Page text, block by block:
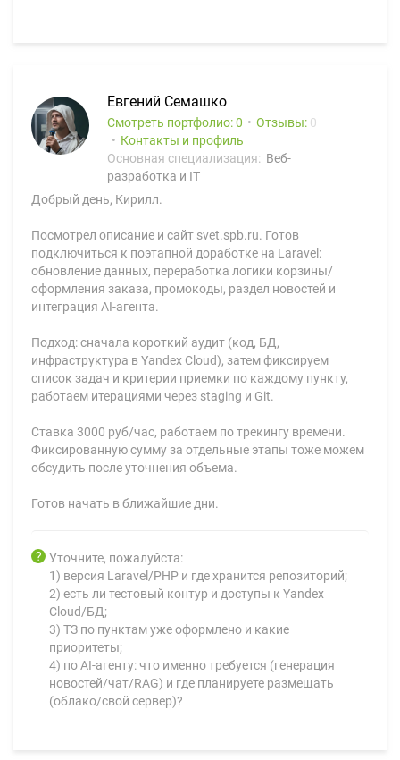
Евгений Семашко
Смотреть портфолио: 0 Отзывы: 0
Контакты и профиль
Основная специализация: Веб-
разработка и IT
Добрый день, Кирилл.
Посмотрел описание и сайт svet.spb.ru. Готов
подключиться к поэтапной доработке на Laravel:
обновление данных, переработка логики корзины/
оформления заказа, промокоды, раздел новостей и
интеграция AI-агента.
Подход: сначала короткий аудит (код, БД,
инфраструктура в Yandex Cloud), затем фиксируем
список задач и критерии приемки по каждому пункту,
работаем итерациями через staging и Git.
Ставка 3000 руб/час, работаем по трекингу времени.
Фиксированную сумму за отдельные этапы тоже можем
обсудить после уточнения объема.
Готов начать в ближайшие дни.
Уточните, пожалуйста:
1) версия Laravel/PHP и где хранится репозиторий;
2) есть ли тестовый контур и доступы к Yandex
Cloud/БД;
3) ТЗ по пунктам уже оформлено и какие
приоритеты;
4) по AI-агенту: что именно требуется (генерация
новостей/чат/RAG) и где планируете размещать
(облако/свой сервер)?